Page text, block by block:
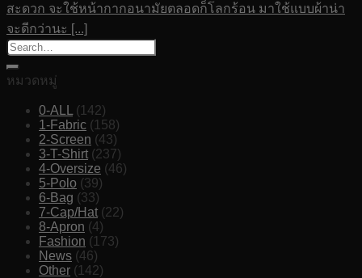
สะดวก จะใช้หน้ากากอนามัยตลอดก็โลกร้อน มาใช้แบบผ้าน่า
จะดีกว่านะ [...]
หมวดหมู่
0-ALL
(142)
1-Fabric (158)
2-Screen (43)
3-T-Shirt (237)
4-Oversize (46)
5-Polo (39)
6-Bag (33)
7-Cap/Hat (22)
8-Apron (4)
Fashion (173)
News (46)
Other (142)